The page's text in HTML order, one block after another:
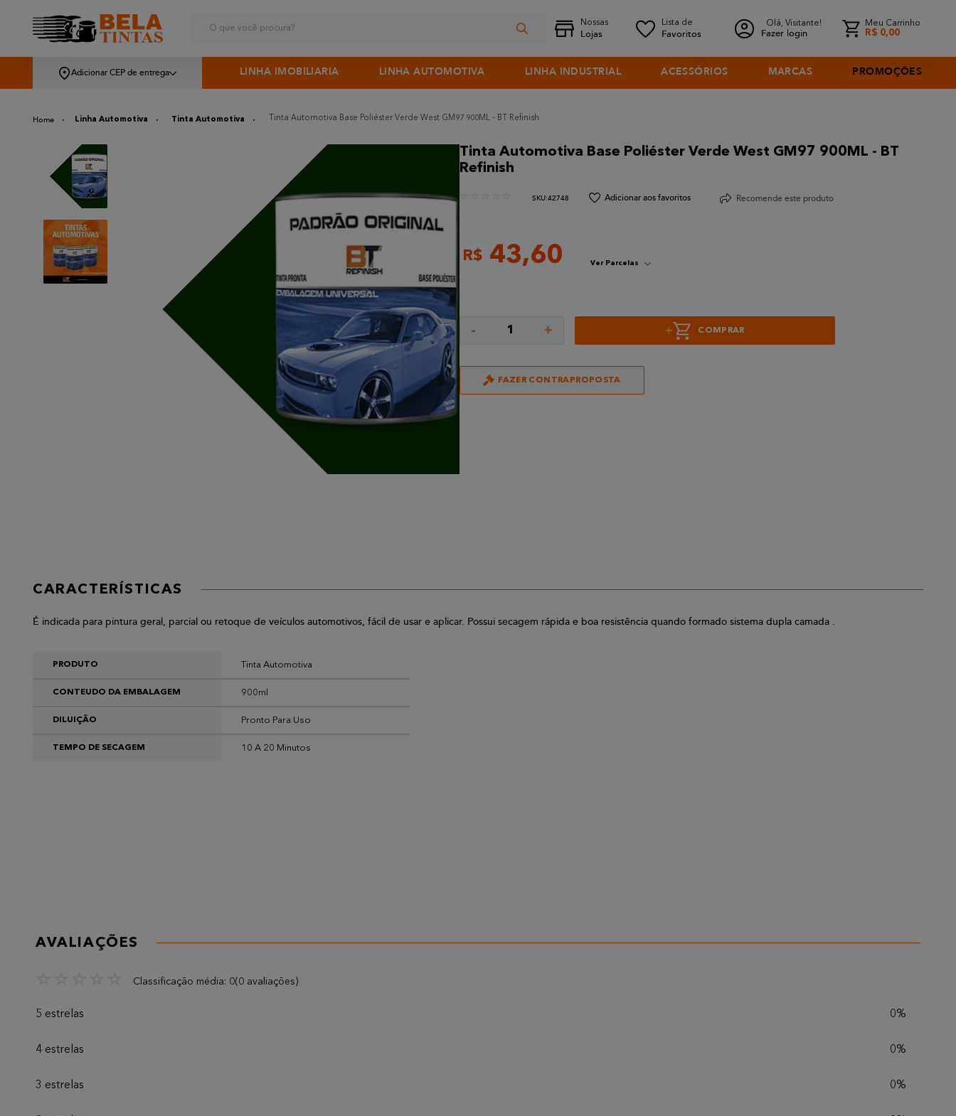
Olá, Visitante!
Fazer login
Meu Carrinho
R$ 0,00
Adicionar CEP de entrega LINHA IMOBILIARIA LINHA AUTOMOTIVA LINHA INDUSTRIAL ACESSÓRIOS MARCAS PROMOÇÕES
Linha Automotiva Tinta Automotiva Tinta Automotiva Base Poliéster Verde West GM97 900ML - BT Refinish
Tinta Automotiva Base Poliéster Verde West GM97 900ML - BT
Refinish
:42748 Recomende este produto
R$ 43,60 Ver Parcelas
- 1 + + COMPRAR
FAZER CONTRAPROPOSTA
CARACTERÍSTICAS
É indicada para pintura geral, parcial ou retoque de veículos automotivos, fácil de usar e aplicar. Possui secagem rápida e boa resistência quando formado sistema dupla camada .
PRODUTO Tinta Automotiva
CONTEUDO DA EMBALAGEM 900ml
DILUIÇÃO Pronto Para Uso
TEMPO DE SECAGEM 10 A 20 Minutos
AVALIAÇÕES
Classificação média: 0(0 avaliações)
5 estrelas 0%
4 estrelas 0%
3 estrelas 0%